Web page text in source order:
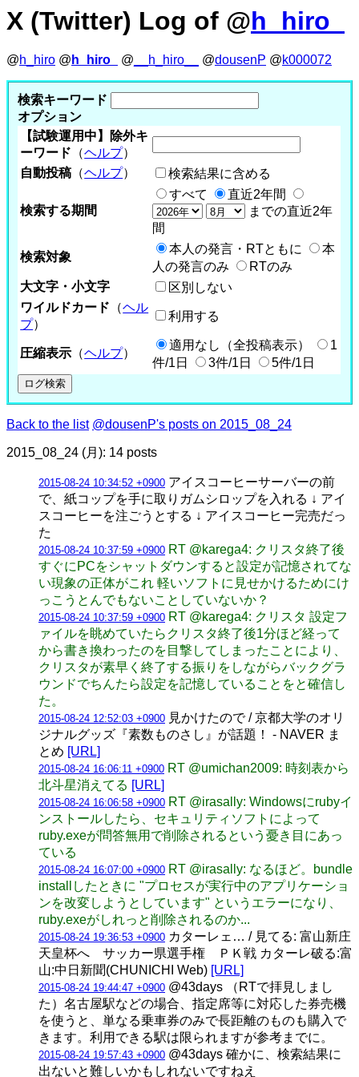
X (Twitter) Log of @h_hiro_
@h_hiro @ h_hiro_ @ __h_hiro__ @dousenP @k000072
検索キーワード
オプション
【試験運用中】除外キ
ーワード （ヘルプ）
自動投稿 （ヘルプ） 検索結果に含める
検索する期間
すべて
直近2年間
までの直近2年
間
検索対象
本人の発言・RTともに
本
人の発言のみ
RTのみ
大文字・小文字
区別しない
ワイルドカード （ヘル
プ）
利用する
圧縮表示 （ヘルプ）
適用なし（全投稿表示）
1
件/1日
3件/1日 5件/1日
Back to the list @dousenP's posts on 2015_08_24
2015_08_24 (月): 14 posts
2015-08-24 10:34:52 +0900 アイスコーヒーサーバーの前
で、紙コップを手に取りガムシロップを入れる ↓ アイ
スコーヒーを注ごうとする ↓ アイスコーヒー完売だっ
た
2015-08-24 10:37:59 +0900 RT @karega4: クリスタ終了後
すぐにPCをシャットダウンすると設定が記憶されてな
い現象の正体がこれ 軽いソフトに見せかけるためにけ
っこうとんでもないことしていないか？
2015-08-24 10:37:59 +0900 RT @karega4: クリスタ 設定フ
ァイルを眺めていたらクリスタ終了後1分ほど経って
から書き換わったのを目撃してしまったことにより、
クリスタが素早く終了する振りをしながらバックグラ
ウンドでちんたら設定を記憶していることをと確信し
た。
2015-08-24 12:52:03 +0900 見かけたので / 京都大学のオリ
ジナルグッズ『素数ものさし』が話題！ - NAVER ま
とめ [URL]
2015-08-24 16:06:11 +0900 RT @umichan2009: 時刻表から
北斗星消えてる [URL]
2015-08-24 16:06:58 +0900 RT @irasally: Windowsにrubyイ
ンストールしたら、セキュリティソフトによって
ruby.exeが問答無用で削除されるという憂き目にあっ
ている
2015-08-24 16:07:00 +0900 RT @irasally: なるほど。bundle
installしたときに "プロセスが実行中のアプリケーショ
ンを改変しようとしています" というエラーになり、
ruby.exeがしれっと削除されるのか...
2015-08-24 19:36:53 +0900 カターレェ… / 見てる: 富山新庄
天皇杯へ サッカー県選手権 ＰＫ戦 カターレ破る:富
山:中日新聞(CHUNICHI Web) [URL]
2015-08-24 19:44:47 +0900 @43days （RTで拝見しまし
た）名古屋駅などの場合、指定席等に対応した券売機
を使うと、単なる乗車券のみで長距離のものも購入で
きます。利用できる駅は限られますが参考までに。
2015-08-24 19:57:43 +0900 @43days 確かに、検索結果に
出ないと難しいかもしれないですねえ